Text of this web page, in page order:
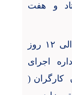
ریال(هشتاد و هفت
ششدانگ پلاک فوق از ساعت ۹ الی ۱۲ روز
۱۴۰۴/۰۴/۰۸ در اداره اجرای
کارگران (